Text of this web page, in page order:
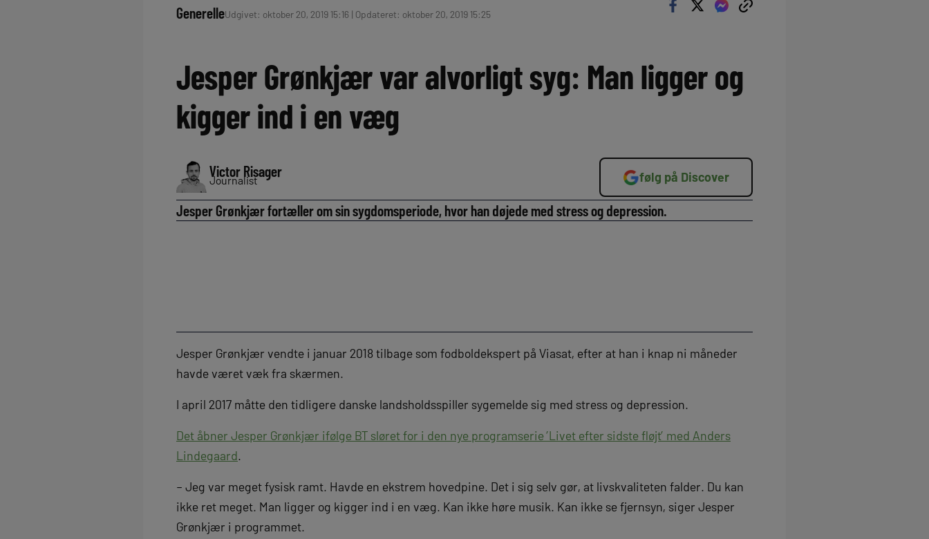
GenerelleUdgivet: oktober 20, 2019 15:16 | Opdateret: oktober 20, 2019 15:25
Jesper Grønkjær var alvorligt syg: Man ligger og
kigger ind i en væg
Victor Risager
Journalist følg på Discover
Jesper Grønkjær fortæller om sin sygdomsperiode, hvor han døjede med stress og depression.
Jesper Grønkjær vendte i januar 2018 tilbage som fodboldekspert på Viasat, efter at han i knap ni måneder
havde været væk fra skærmen.
I april 2017 måtte den tidligere danske landsholdsspiller sygemelde sig med stress og depression.
Det åbner Jesper Grønkjær ifølge BT sløret for i den nye programserie ’Livet efter sidste fløjt’ med Anders
Lindegaard.
– Jeg var meget fysisk ramt. Havde en ekstrem hovedpine. Det i sig selv gør, at livskvaliteten falder. Du kan
ikke ret meget. Man ligger og kigger ind i en væg. Kan ikke høre musik. Kan ikke se fjernsyn, siger Jesper
Grønkjær i programmet.